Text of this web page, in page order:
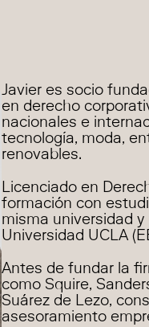
Javier es socio
en derecho
nacionales e
tecnología, moda,
renovables.
Licenciado en
formación con
misma universidad
Universidad UCLA
Antes de fundar la
como Squire,
Suárez de Lezo,
asesoramiento